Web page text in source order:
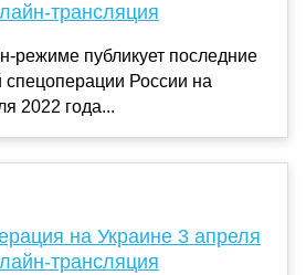
трансляция
режиме публикует последние
спецоперации России на
2022 года...
на Украине 3 апреля
трансляция